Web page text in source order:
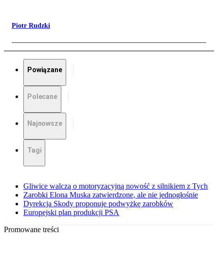
Piotr Rudzki
Powiązane
Polecane
Najnowsze
Tagi
Gliwice walczą o motoryzacyjną nowość z silnikiem z Tych
Zarobki Elona Muska zatwierdzone, ale nie jednogłośnie
Dyrekcja Skody proponuje podwyżkę zarobków
Europejski plan produkcji PSA
Promowane treści